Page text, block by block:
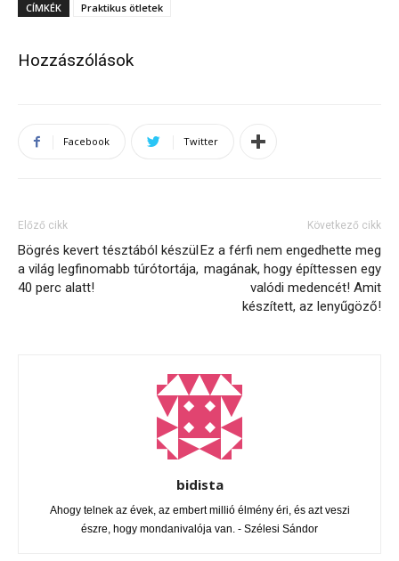
CÍMKÉK Praktikus ötletek
Hozzászólások
Facebook Twitter
Előző cikk
Bögrés kevert tésztából készül
a világ legfinomabb túrótortája,
40 perc alatt!
Következő cikk
Ez a férfi nem engedhette meg
magának, hogy építtessen egy
valódi medencét! Amit
készített, az lenyűgöző!
bidista
Ahogy telnek az évek, az embert millió élmény éri, és azt veszi
észre, hogy mondanivalója van. - Szélesi Sándor